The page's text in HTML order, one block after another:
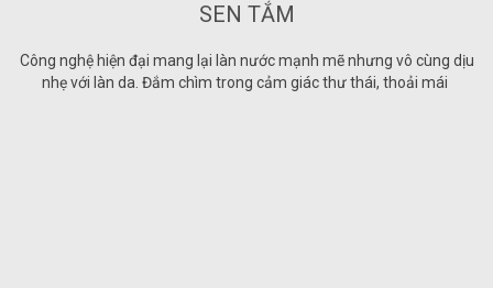
SEN TẮM
Công nghệ hiện đại mang lại làn nước mạnh mẽ nhưng vô cùng dịu
nhẹ với làn da. Đắm chìm trong cảm giác thư thái, thoải mái